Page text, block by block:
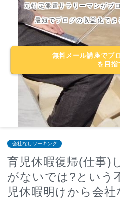
元特定派遣サラリーマンがブ
最短でブログの収益化で
無料メール講座でブ
を目指
会社なしワーキング
育児休暇復帰(仕事)
がないでは?という
児休暇明けから会